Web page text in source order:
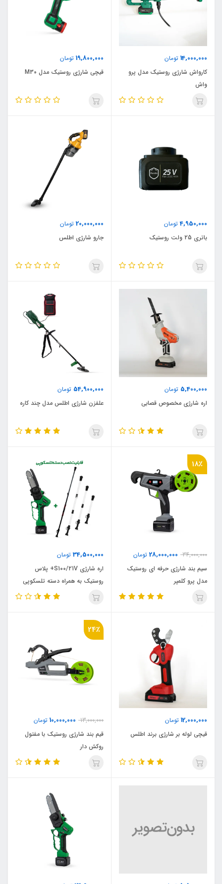
14,000,000 تومان
کارواش شارژی روستیک مدل پرو
واش
19,800,000 تومان
قیچی شارژی روستیک مدل M30
4,950,000تومان
باتری 25 ولت روستیک
20,000,000 تومان
جارو شارژی اطلس
5,400,000 تومان
اره شارژی مخصوص قصابی
54,900,000 تومان
علفزن شارژی اطلس مدل چند کاره
18٪
34,000,000
28,000,000 تومان
سیم بند شارژی حرفه ای روستیک
مدل پرو کلمپر
34,500,000 تومان
اره شارژی S100/21V+ پلاس
روستیک به همراه دسته تلسکوپی
سری سبز
12,000,000 تومان
قیچی لوله بر شارژی برند اطلس
24٪
13,000,000
10,000,000 تومان
قیم بند شارژی روستیک با مفتول
روکش دار